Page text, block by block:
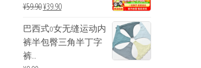
¥59.90¥39.90
巴西式o女无缝运动内
裤半包臀三角半丁字
裤...